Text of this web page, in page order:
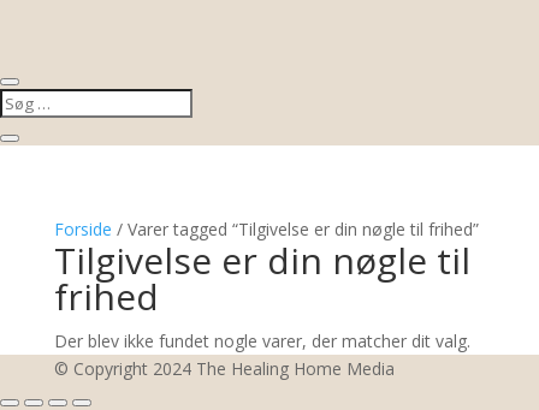
Forside / Varer tagged “Tilgivelse er din nøgle til frihed”
Tilgivelse er din nøgle til
frihed
Der blev ikke fundet nogle varer, der matcher dit valg.
© Copyright 2024 The Healing Home Media